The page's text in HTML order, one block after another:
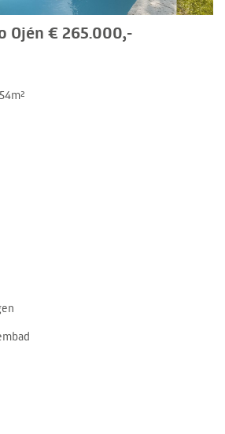
Ojén € 265.000,-